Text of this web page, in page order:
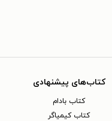
کتاب‌های پیشنهادی
کتاب بادام
کتاب کیمیاگر